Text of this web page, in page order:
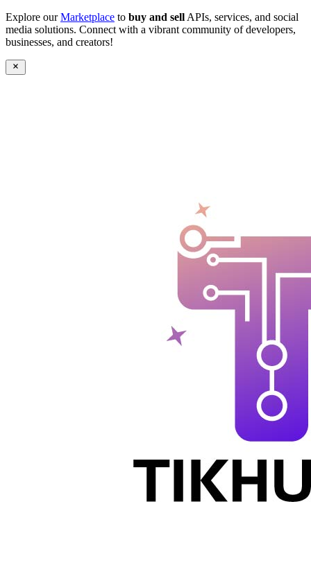
Explore ourMarketplace to buy and sell APIs, services, and social
media solutions. Connect with a vibrant community of developers,
businesses, and creators!